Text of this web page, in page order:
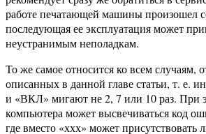
работе печатающей машины произошел
последующая ее эксплуатация может
неустранимым неполадкам.
То же самое относится ко всем случаям,
описанных в данной главе статьи, т. е.
и «ВКЛ» мигают не 2, 7 или 10 раз. При
компьютера может высвечиваться код
где вместо «ххх» может присутствовать